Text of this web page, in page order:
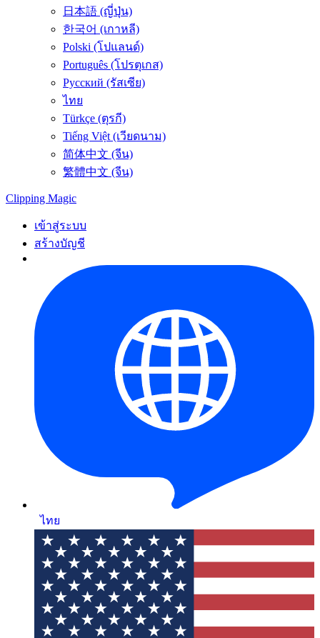
日本語 (ญี่ปุ่น)
한국어 (เกาหลี)
Polski (โปแลนด์)
Português (โปรตุเกส)
Русский (รัสเซีย)
ไทย
Türkçe (ตุรกี)
Tiếng Việt (เวียดนาม)
简体中文 (จีน)
繁體中文 (จีน)
Clipping Magic
เข้าสู่ระบบ
สร้างบัญชี
ไทย